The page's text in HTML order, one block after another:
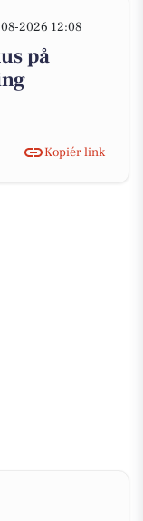
2026 12:08
på
Kopiér link